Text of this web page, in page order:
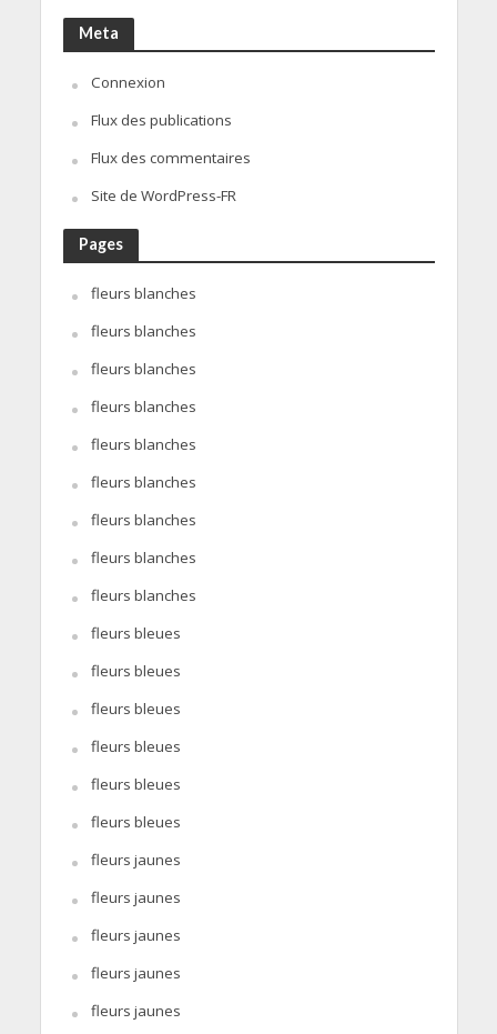
Meta
Connexion
Flux des publications
Flux des commentaires
Site de WordPress-FR
Pages
fleurs blanches
fleurs blanches
fleurs blanches
fleurs blanches
fleurs blanches
fleurs blanches
fleurs blanches
fleurs blanches
fleurs blanches
fleurs bleues
fleurs bleues
fleurs bleues
fleurs bleues
fleurs bleues
fleurs bleues
fleurs jaunes
fleurs jaunes
fleurs jaunes
fleurs jaunes
fleurs jaunes